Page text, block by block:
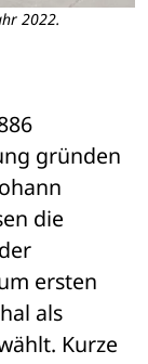
2022.
gründen
ersten
als
Kurze